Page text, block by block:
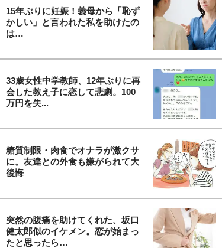
15年ぶりに妊娠！義母から「恥ず
かしい」と言われた私を助けたの
は…
33歳女性中学教師、12年ぶりに再
会した教え子に恋して悲劇。100
万円を失...
糖質制限・肉食でオナラが激クサ
に。友達との外食も嫌がられて大
後悔
突然の腹痛を助けてくれた、坂口
健太郎似のイケメン。恋が始まっ
たと思ったら…